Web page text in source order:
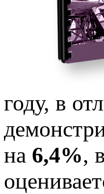
году, в
на 6,4%,